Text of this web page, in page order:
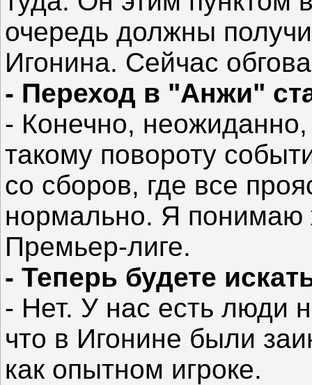
очередь должны
Игонина. Сейчас
- Переход в "Анжи"
- Конечно,
такому повороту
со сборов, где все
нормально. Я понимаю
Премьер-лиге.
- Теперь будете
- Нет. У нас есть люди
что в Игонине были
как опытном игроке.